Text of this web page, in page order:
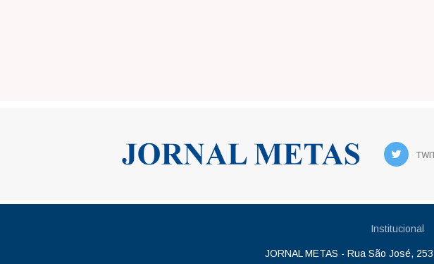
Institucional
JORNAL METAS - Rua São José,